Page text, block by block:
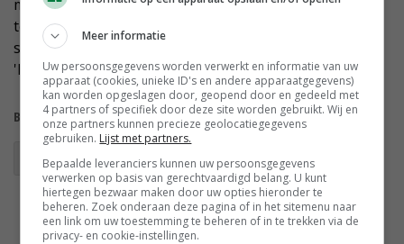
mogelijk vol om onkruid (vaak waardplant) geen kans
te geven.' Hooijman adviseert ook om voor
suikerbieten nooit een grasgroenbemester te zaaien.
'De praktijk laat zien dat dat suiker kost.'
Bekijk meer over:
groenbemester groenbemesters aaltjes
Meer informatie
Uw persoonsgegevens worden verwerkt en informatie van uw
apparaat (cookies, unieke ID's en andere apparaatgegevens)
kan worden opgeslagen door, geopend door en gedeeld met
4 partners of specifiek door deze site worden gebruikt. Wij en
onze partners kunnen precieze geolocatiegegevens
gebruiken. Lijst met partners.
Bepaalde leveranciers kunnen uw persoonsgegevens
verwerken op basis van gerechtvaardigd belang. U kunt
hiertegen bezwaar maken door uw opties hieronder te
beheren. Zoek onderaan deze pagina of in het sitemenu naar
een link om uw toestemming te beheren of in te trekken via de
privacy- en cookie-instellingen.